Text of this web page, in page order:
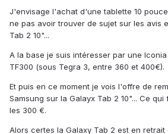
J'envisage l'achat d'une tablette 10
ne pas avoir trouver de sujet sur les avis
Tab 2 10"...
A la base je suis intéresser par une Iconia
TF300 (sous Tegra 3, entre 360 et 400€).
Et puis en ce moment je vois l'offre de
Samsung sur la Galayx Tab 2 10"... Ce
les 300 €.
Alors certes la Galaxy Tab 2 est en